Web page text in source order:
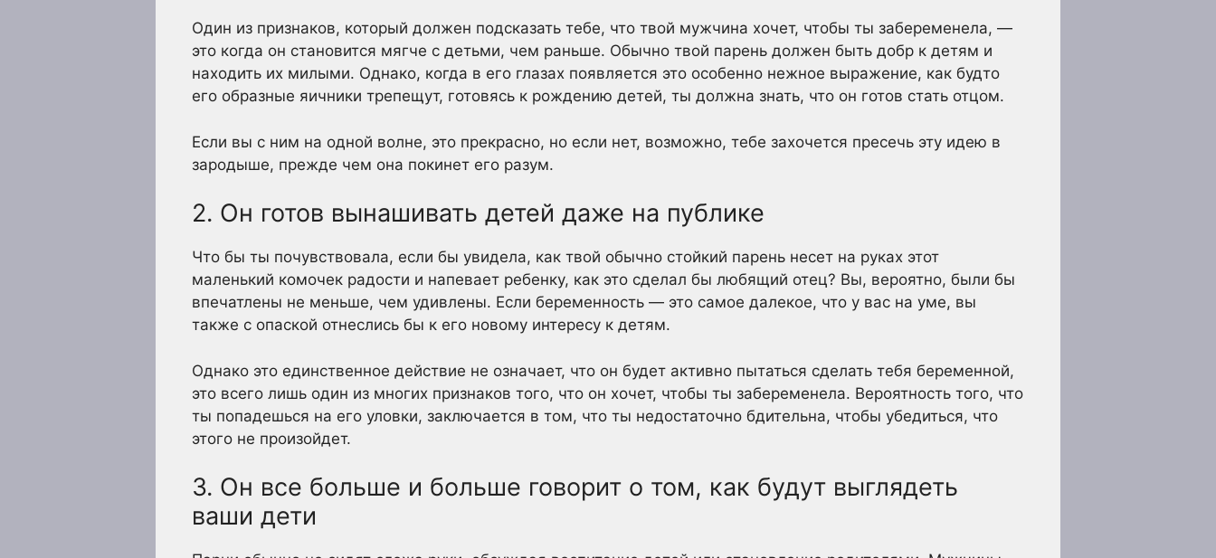
Один из признаков, который должен подсказать тебе, что твой мужчина хочет, чтобы ты забеременела, —
это когда он становится мягче с детьми, чем раньше. Обычно твой парень должен быть добр к детям и
находить их милыми. Однако, когда в его глазах появляется это особенно нежное выражение, как будто
его образные яичники трепещут, готовясь к рождению детей, ты должна знать, что он готов стать отцом.
Если вы с ним на одной волне, это прекрасно, но если нет, возможно, тебе захочется пресечь эту идею в
зародыше, прежде чем она покинет его разум.
2. Он готов вынашивать детей даже на публике
Что бы ты почувствовала, если бы увидела, как твой обычно стойкий парень несет на руках этот
маленький комочек радости и напевает ребенку, как это сделал бы любящий отец? Вы, вероятно, были бы
впечатлены не меньше, чем удивлены. Если беременность — это самое далекое, что у вас на уме, вы
также с опаской отнеслись бы к его новому интересу к детям.
Однако это единственное действие не означает, что он будет активно пытаться сделать тебя беременной,
это всего лишь один из многих признаков того, что он хочет, чтобы ты забеременела. Вероятность того, что
ты попадешься на его уловки, заключается в том, что ты недостаточно бдительна, чтобы убедиться, что
этого не произойдет.
3. Он все больше и больше говорит о том, как будут выглядеть
ваши дети